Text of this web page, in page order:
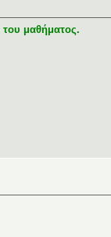
του μαθήματος.